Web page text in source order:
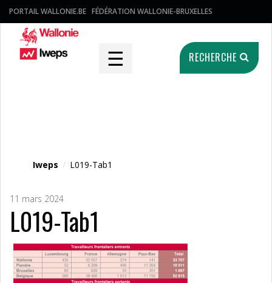
PORTAIL WALLONIE.BE FÉDÉRATION WALLONIE-BRUXELLES
☰ RECHERCHE
Iweps / L019-Tab1
11 mars 2024
L019-Tab1